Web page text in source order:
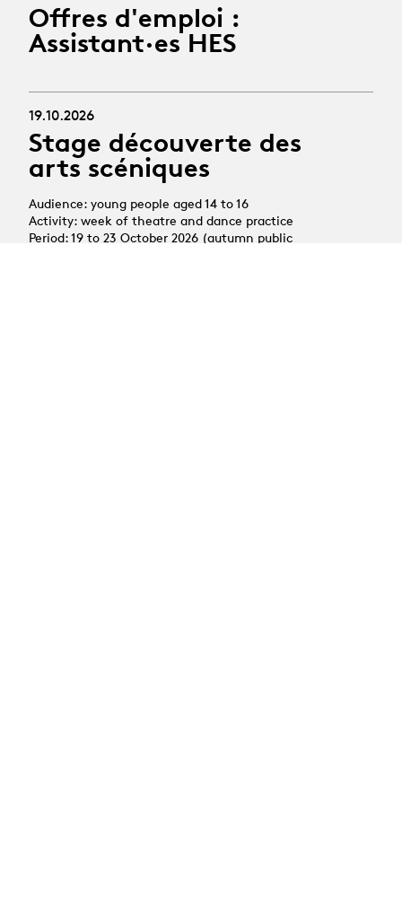
Offres d'emploi :
Assistant·es HES
19.10.2026
Stage découverte des
arts scéniques
Audience: young people aged 14 to 16
Activity: week of theatre and dance practice
Period: 19 to 23 October 2026 (autumn public